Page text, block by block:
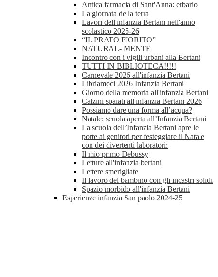
Antica farmacia di Sant'Anna: erbario
La giornata della terra
Lavori dell'infanzia Bertani nell'anno
scolastico 2025-26
“IL PRATO FIORITO”
NATURAL- MENTE
Incontro con i vigili urbani alla Bertani
TUTTI IN BIBLIOTECA!!!!!
Carnevale 2026 all'infanzia Bertani
Libriamoci 2026 Infanzia Bertani
Giorno della memoria all'infanzia Bertani
Calzini spaiati all'infanzia Bertani 2026
Possiamo dare una forma all’acqua?
Natale: scuola aperta all’Infanzia Bertani
La scuola dell’Infanzia Bertani apre le
porte ai genitori per festeggiare il Natale
con dei divertenti laboratori:
Il mio primo Debussy
Letture all'infanzia bertani
Lettere smerigliate
Il lavoro del bambino con gli incastri solidi
Spazio morbido all'infanzia Bertani
Esperienze infanzia San paolo 2024-25